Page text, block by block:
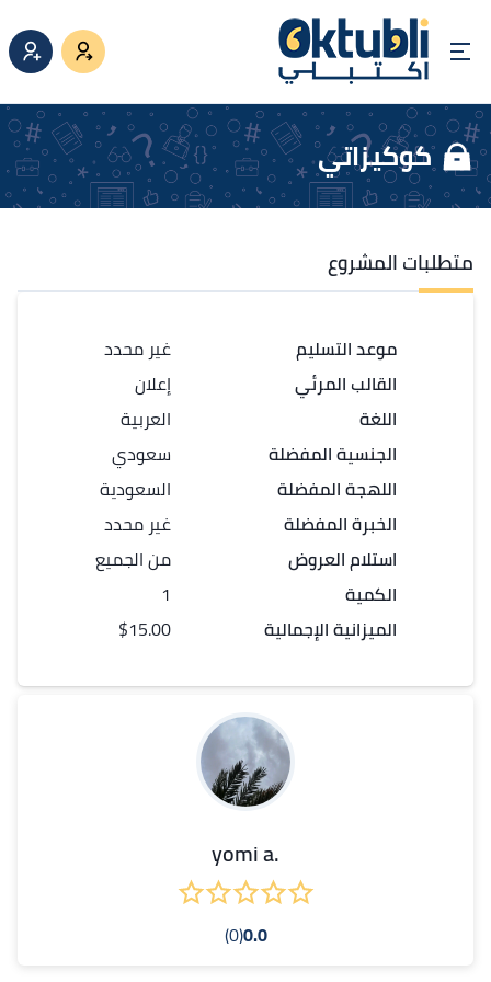
كوكيزاتي
متطلبات المشروع
موعد التسليم
القالب المرئي
اللغة
الجنسية المفضلة
اللهجة المفضلة
الخبرة المفضلة
استلام العروض
الكمية
الميزانية الإجمالية
غير محدد
إعلان
العربية
سعودي
السعودية
غير محدد
من الجميع
1
$15.00
.yomi a
0.0
(0)